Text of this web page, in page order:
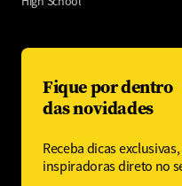
Fique por dentro
das novidades
Receba dicas
inspiradoras direto no